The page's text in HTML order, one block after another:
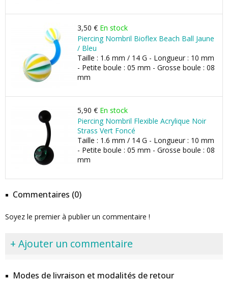
3,50 € En stock
Piercing Nombril Bioflex Beach Ball Jaune
/ Bleu
Taille : 1.6 mm / 14 G - Longueur : 10 mm
- Petite boule : 05 mm - Grosse boule : 08
mm
5,90 € En stock
Piercing Nombril Flexible Acrylique Noir
Strass Vert Foncé
Taille : 1.6 mm / 14 G - Longueur : 10 mm
- Petite boule : 05 mm - Grosse boule : 08
mm
Commentaires (0)
Soyez le premier à publier un commentaire !
+ Ajouter un commentaire
Modes de livraison et modalités de retour